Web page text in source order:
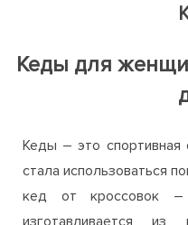
Кеды для
Кеды – это спортивная
стала использоваться
кед от кроссовок –
изготавливается из